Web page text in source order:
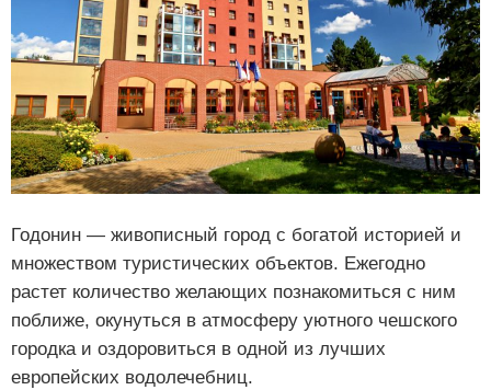
Годонин — живописный город с богатой историей и
множеством туристических объектов. Ежегодно
растет количество желающих познакомиться с ним
поближе, окунуться в атмосферу уютного чешского
городка и оздоровиться в одной из лучших
европейских водолечебниц.